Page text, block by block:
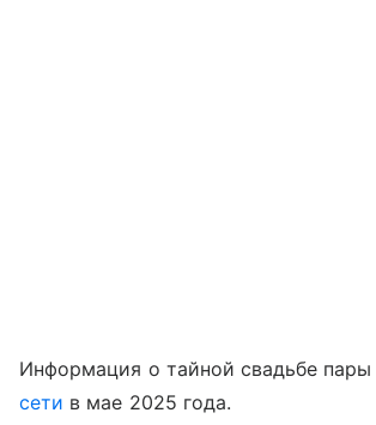
Информация о тайной свадьбе пары
сети в мае 2025 года.